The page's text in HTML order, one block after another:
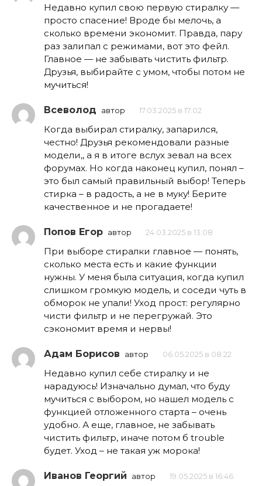
Недавно купил свою первую стиралку —
просто спасение! Вроде бы мелочь, а
сколько времени экономит. Правда, пару
раз залипал с режимами, вот это фейл.
Главное — не забывать чистить фильтр.
Друзья, выбирайте с умом, чтобы потом не
мучиться!
Всеволод автор 17.03.2025 в 17:02
Когда выбирал стиралку, запарился,
честно! Друзья рекомендовали разные
модели,, а я в итоге вслух зевал на всех
форумах. Но когда наконец купил, понял –
это был самый правильный выбор! Теперь
стирка – в радость, а не в муку! Берите
качественное и не прогадаете!
Попов Егор автор 24.03.2025 в 13:08
При выборе стиралки главное — понять,
сколько места есть и какие функции
нужны. У меня была ситуация, когда купил
слишком громкую модель, и соседи чуть в
обморок не упали! Уход прост: регулярно
чисти фильтр и не перегружай. Это
сэкономит время и нервы!
Адам Борисов автор 06.05.2025 в 08:22
Недавно купил себе стиралку и не
нарадуюсь! Изначально думал, что буду
мучиться с выбором, но нашел модель с
функцией отложенного старта – очень
удобно. А еще, главное, не забывать
чистить фильтр, иначе потом б trouble
будет. Уход – не такая уж морока!
Иванов Георгий автор 19.05.2025 в 16:46